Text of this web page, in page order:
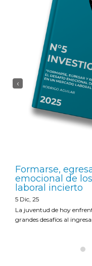
Formarse,
emocional de
laboral incierto
5 Dic, 25
La juventud de hoy
grandes desafíos al
‹